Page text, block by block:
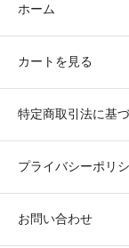
ホーム
カートを見る
特定商取引法に基
プライバシーポリ
お問い合わせ